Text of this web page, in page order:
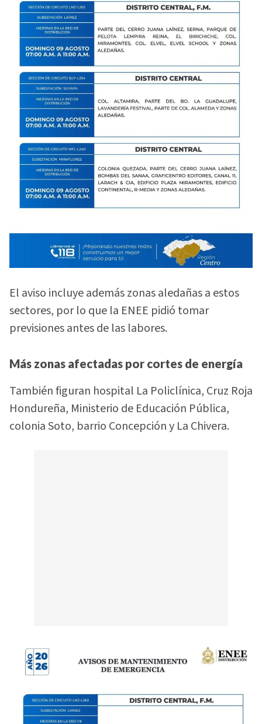
El aviso incluye además zonas aledañas a estos
sectores, por lo que la ENEE pidió tomar
previsiones antes de las labores.
Más zonas afectadas por cortes de energía
También figuran hospital La Policlínica, Cruz Roja
Hondureña, Ministerio de Educación Pública,
colonia Soto, barrio Concepción y La Chivera.